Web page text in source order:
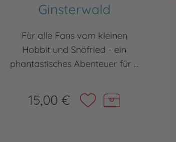
Ginsterwald
Für alle Fans vom kleinen
Hobbit und Snöfried - ein
phantastisches Abenteuer für ...
15,00 €